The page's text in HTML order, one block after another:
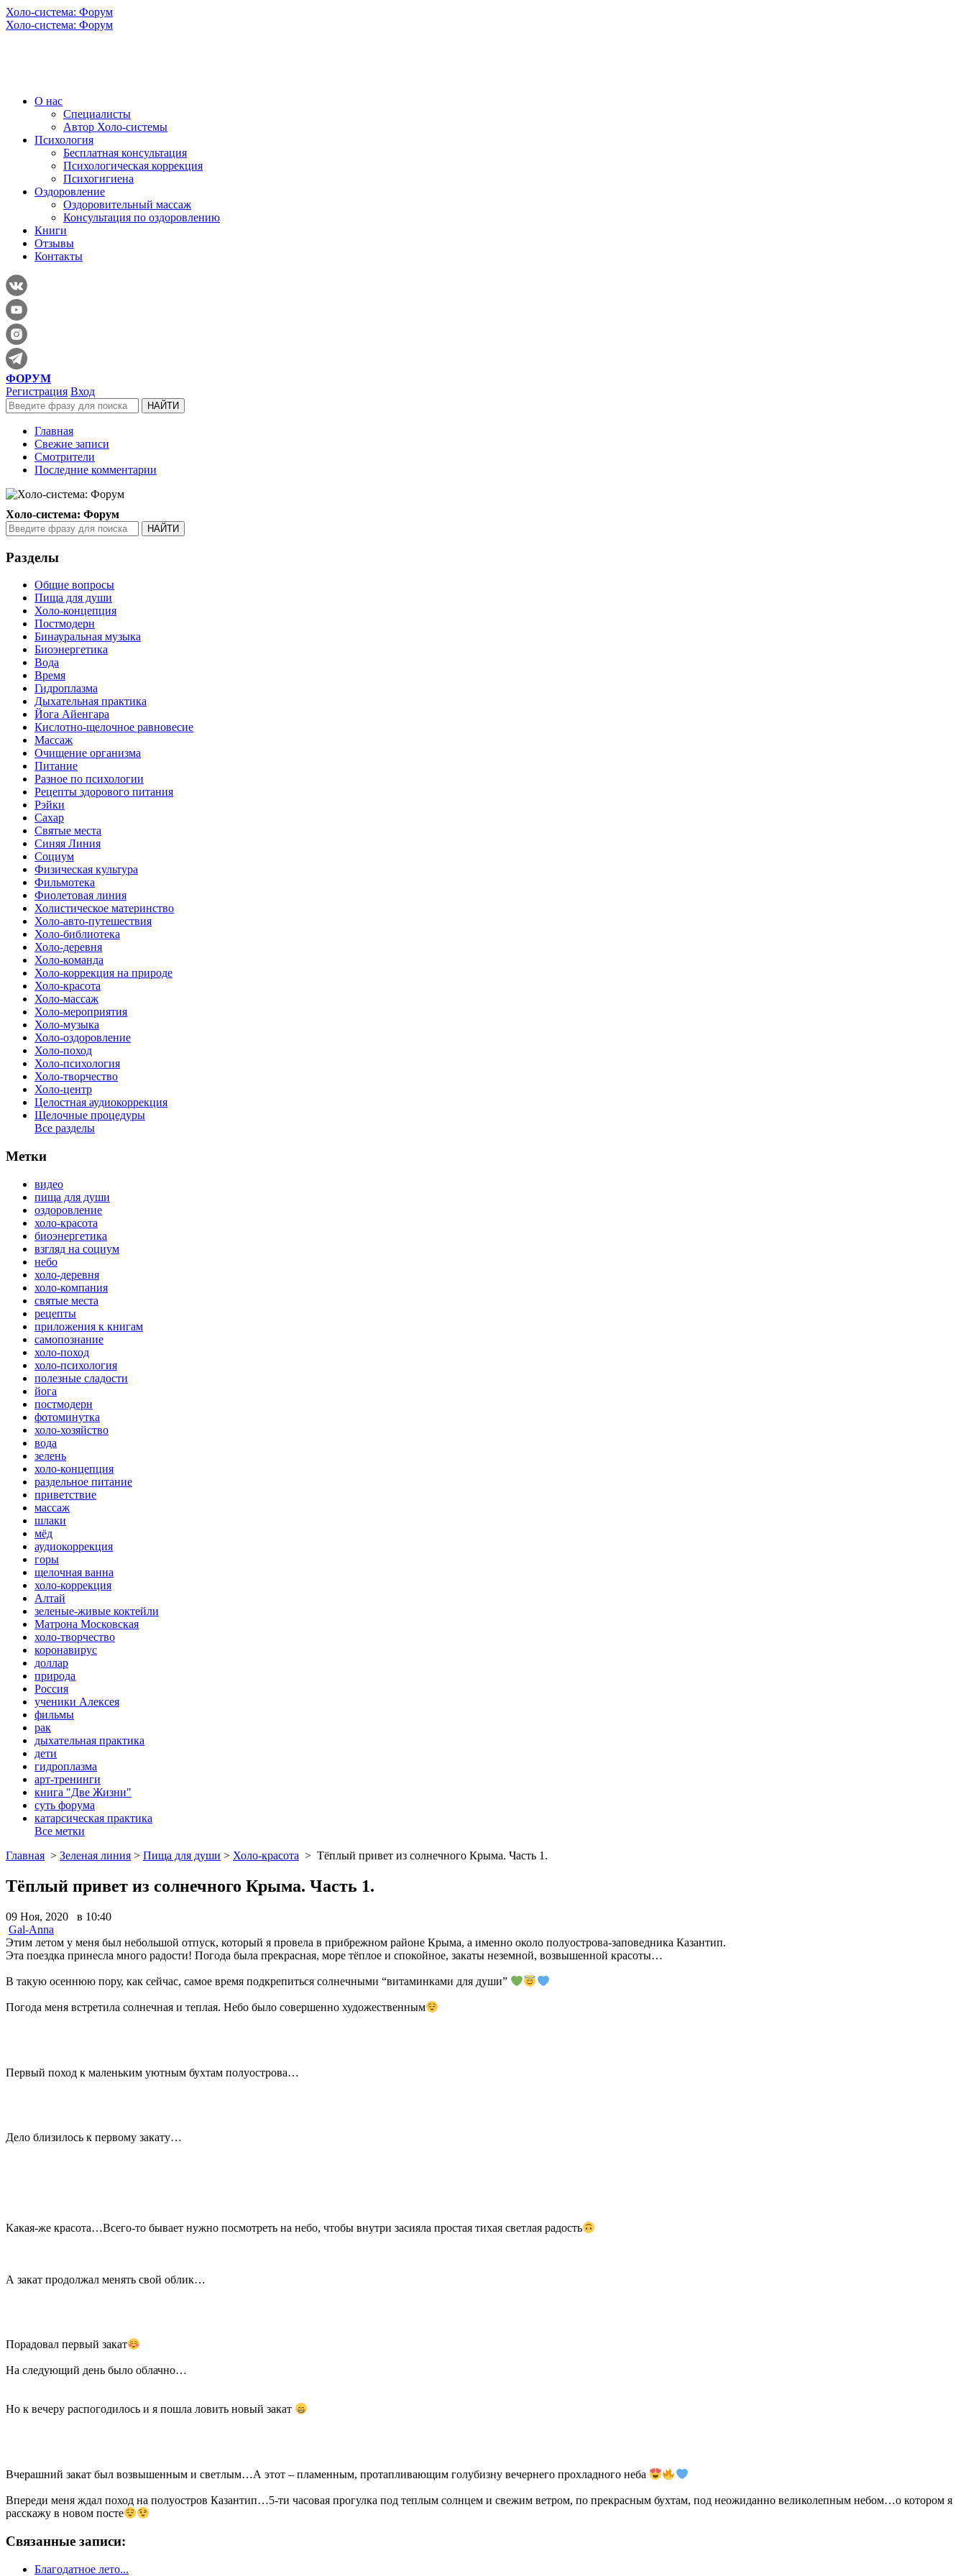
Холо-система: Форум
Холо-система: Форум
О нас
Специалисты
Автор Холо-системы
Психология
Бесплатная консультация
Психологическая коррекция
Психогигиена
Оздоровление
Оздоровительный массаж
Консультация по оздоровлению
Книги
Отзывы
Контакты
ФОРУМ
Регистрация Вход
Главная
Свежие записи
Смотрители
Последние комментарии
Холо-система: Форум
Разделы
Общие вопросы
Пища для души
Холо-концепция
Постмодерн
Бинауральная музыка
Биоэнергетика
Вода
Время
Гидроплазма
Дыхательная практика
Йога Айенгара
Кислотно-щелочное равновесие
Массаж
Очищение организма
Питание
Разное по психологии
Рецепты здорового питания
Рэйки
Сахар
Святые места
Синяя Линия
Социум
Физическая культура
Фильмотека
Фиолетовая линия
Холистическое материнство
Холо-авто-путешествия
Холо-библиотека
Холо-деревня
Холо-команда
Холо-коррекция на природе
Холо-красота
Холо-массаж
Холо-мероприятия
Холо-музыка
Холо-оздоровление
Холо-поход
Холо-психология
Холо-творчество
Холо-центр
Целостная аудиокоррекция
Щелочные процедуры
Все разделы
Метки
видео
пища для души
оздоровление
холо-красота
биоэнергетика
взгляд на социум
небо
холо-деревня
холо-компания
святые места
рецепты
приложения к книгам
самопознание
холо-поход
холо-психология
полезные сладости
йога
постмодерн
фотоминутка
холо-хозяйство
вода
зелень
холо-концепция
раздельное питание
приветствие
массаж
шлаки
мёд
аудиокоррекция
горы
щелочная ванна
холо-коррекция
Алтай
зеленые-живые коктейли
Матрона Московская
холо-творчество
коронавирус
доллар
природа
Россия
ученики Алексея
фильмы
рак
дыхательная практика
дети
гидроплазма
арт-тренинги
книга "Две Жизни"
суть форума
катарсическая практика
Все метки
Главная > Зеленая линия > Пища для души > Холо-красота > Тёплый привет из солнечного Крыма. Часть 1.
Тёплый привет из солнечного Крыма. Часть 1.
09 Ноя, 2020 в 10:40
Gal-Anna
Этим летом у меня был небольшой отпуск, который я провела в прибрежном районе Крыма, а именно около полуострова-заповедника Казантип.
Эта поездка принесла много радости! Погода была прекрасная, море тёплое и спокойное, закаты неземной, возвышенной красоты…
В такую осеннюю пору, как сейчас, самое время подкрепиться солнечными “витаминками для души”
Погода меня встретила солнечная и теплая. Небо было совершенно художественным
Первый поход к маленьким уютным бухтам полуострова…
Дело близилось к первому закату…
Какая-же красота…Всего-то бывает нужно посмотреть на небо, чтобы внутри засияла простая тихая светлая радость
А закат продолжал менять свой облик…
Порадовал первый закат
На следующий день было облачно…
Но к вечеру распогодилось и я пошла ловить новый закат
Вчерашний закат был возвышенным и светлым…А этот – пламенным, протапливающим голубизну вечернего прохладного неба
Впереди меня ждал поход на полуостров Казантип…5-ти часовая прогулка под теплым солнцем и свежим ветром, по прекрасным бухтам, под неожиданно великолепным небом…о котором я
расскажу в новом посте
Связанные записи:
Благодатное лето...